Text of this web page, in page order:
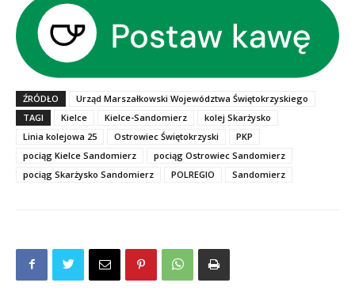
ŹRÓDŁO
Urząd Marszałkowski Województwa Świętokrzyskiego
TAGI
Kielce Kielce-Sandomierz
kolej Skarżysko
Linia kolejowa 25
Ostrowiec Świętokrzyski
PKP
pociąg Kielce Sandomierz
pociąg Ostrowiec Sandomierz
pociąg Skarżysko Sandomierz
POLREGIO Sandomierz